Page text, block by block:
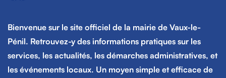
Bienvenue sur le site officiel de la mairie de Vaux-le-
Pénil. Retrouvez-y des informations pratiques sur les
services, les actualités, les démarches administratives, et
les événements locaux. Un moyen simple et efficace de